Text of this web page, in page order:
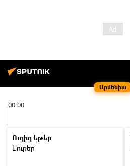
Արմենիա
00:00
Ուղիղ եթեր
Լուրեր